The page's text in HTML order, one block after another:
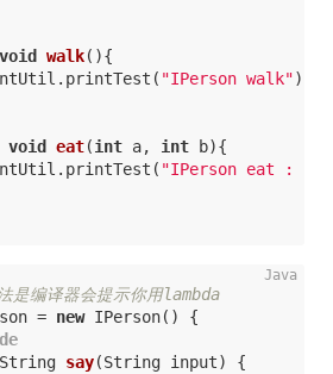
void walk(){
"IPerson walk");
void eat(int a, int b){
"IPerson eat : "
是编译器会提示你用lambda
= new IPerson() {
String say(String input)
{